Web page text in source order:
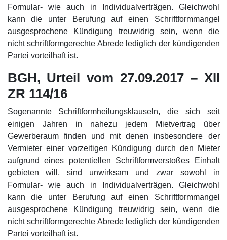
Formular- wie auch in Individualverträgen. Gleichwohl
kann die unter Berufung auf einen Schriftformmangel
ausgesprochene Kündigung treuwidrig sein, wenn die
nicht schriftformgerechte Abrede lediglich der kündigenden
Partei vorteilhaft ist.
BGH, Urteil vom 27.09.2017 – XII
ZR 114/16
Sogenannte Schriftformheilungsklauseln, die sich seit
einigen Jahren in nahezu jedem Mietvertrag über
Gewerberaum finden und mit denen insbesondere der
Vermieter einer vorzeitigen Kündigung durch den Mieter
aufgrund eines potentiellen Schriftformverstoßes Einhalt
gebieten will, sind unwirksam und zwar sowohl in
Formular- wie auch in Individualverträgen. Gleichwohl
kann die unter Berufung auf einen Schriftformmangel
ausgesprochene Kündigung treuwidrig sein, wenn die
nicht schriftformgerechte Abrede lediglich der kündigenden
Partei vorteilhaft ist.